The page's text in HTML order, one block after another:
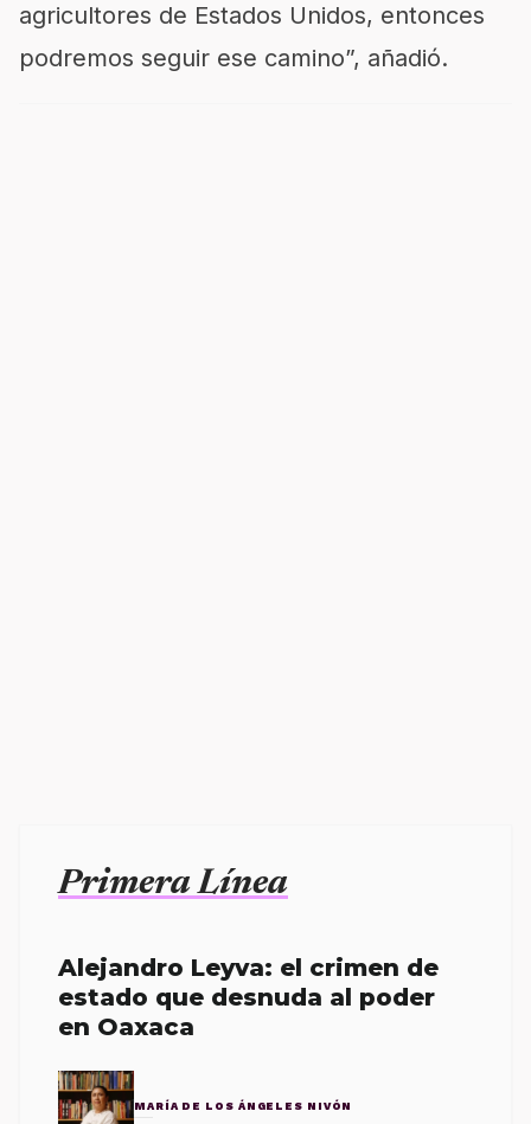
agricultores de Estados Unidos, entonces
podremos seguir ese camino”, añadió.
Primera Línea
Alejandro Leyva: el crimen de
estado que desnuda al poder
en Oaxaca
MARÍA DE LOS ÁNGELES NIVÓN